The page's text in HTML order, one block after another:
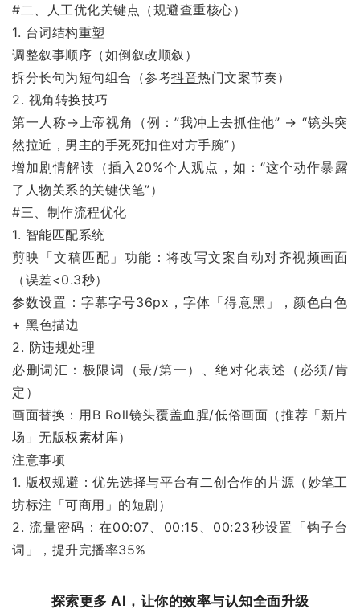
#二、人工优化关键点（规避查重核心）
1. 台词结构重塑
调整叙事顺序（如倒叙改顺叙）
拆分长句为短句组合（参考抖音热门文案节奏）
2. 视角转换技巧
第一人称→上帝视角（例：”我冲上去抓住他” → “镜头突
然拉近，男主的手死死扣住对方手腕”）
增加剧情解读（插入20%个人观点，如：“这个动作暴露
了人物关系的关键伏笔”）
#三、制作流程优化
1. 智能匹配系统
剪映「文稿匹配」功能：将改写文案自动对齐视频画面
（误差<0.3秒）
参数设置：字幕字号36px，字体「得意黑」，颜色白色
+ 黑色描边
2. 防违规处理
必删词汇：极限词（最/第一）、绝对化表述（必须/肯
定）
画面替换：用B Roll镜头覆盖血腥/低俗画面（推荐「新片
场」无版权素材库）
注意事项
1. 版权规避：优先选择与平台有二创合作的片源（妙笔工
坊标注「可商用」的短剧）
2. 流量密码：在00:07、00:15、00:23秒设置「钩子台
词」，提升完播率35%
探索更多 AI，让你的效率与认知全面升级